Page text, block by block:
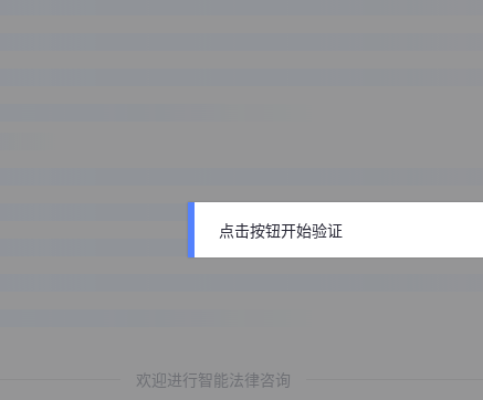
欢迎进行智能法律咨询
点击按钮开始验证